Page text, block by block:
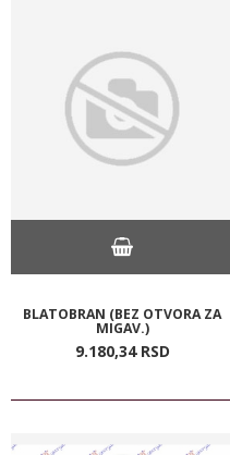
BLATOBRAN (BEZ OTVORA ZA
MIGAV.)
9.180,34 RSD